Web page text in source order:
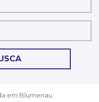
em Blumenau